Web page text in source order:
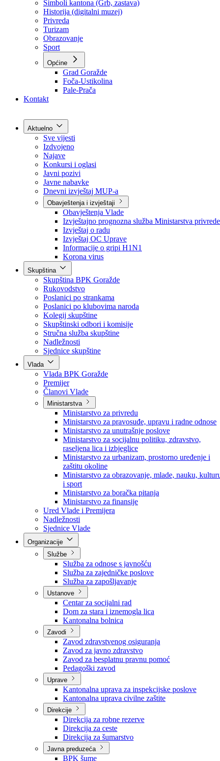
O kantonu
O kantonu
Simboli kantona (Grb, zastava)
Historija (digitalni muzej)
Privreda
Turizam
Obrazovanje
Sport
Općine
Kontakt
Aktuelno
Sve vijesti
Izdvojeno
Najave
Konkursi i oglasi
Javni pozivi
Javne nabavke
Dnevni izvještaj MUP-a
Obavještenja i izvještaji
Obavještenja Vlade
Izvještajno prognozna služba Ministarstva privrede
Izvještaj o radu
Izvještaj OC Uprave
Informacije o gripi H1N1
Korona virus
Skupština
Skupština BPK Goražde
Rukovodstvo
Poslanici po strankama
Poslanici po klubovima naroda
Kolegij skupštine
Skupštinski odbori i komisije
Stručna služba skupštine
Nadležnosti
Sjednice skupštine
Vlada
Vlada BPK Goražde
Premijer
Članovi Vlade
Ministarstva
Ministarstvo za privredu
Ministarstvo za pravosuđe, upravu i radne odnose
Ministarstvo za unutrašnje poslove
Ministarstvo za socijalnu politiku, zdravstvo,
raseljena lica i izbjeglice
Ministarstvo za urbanizam, prostorno uređenje i
zaštitu okoline
Ministarstvo za obrazovanje, mlade, nauku,
i sport
Ministarstvo za boračka pitanja
Ministarstvo za finansije
Ured Vlade i Premijera
Nadležnosti
Sjednice Vlade
Službe
Služba za odnose s javnošću
Služba za zajedničke poslove
Služba za zapošljavanje
Ustanove
Centar za socijalni rad
Dom za stara i iznemogla lica
Kantonalna bolnica
Zavodi
Zavod zdravstvenog osiguranja
Zavod za javno zdravstvo
Zavod za besplatnu pravnu pomoć
Pedagoški zavod
Uprave
Kantonalna uprava za inspekcijske poslove
Kantonalna uprava civilne zaštite
Direkcije
Direkcija za robne rezerve
Direkcija za ceste